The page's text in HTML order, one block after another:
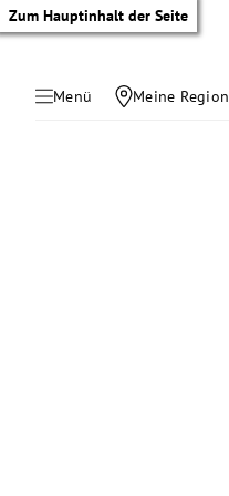
Zum Hauptinhalt der Seite
Menü Meine Region